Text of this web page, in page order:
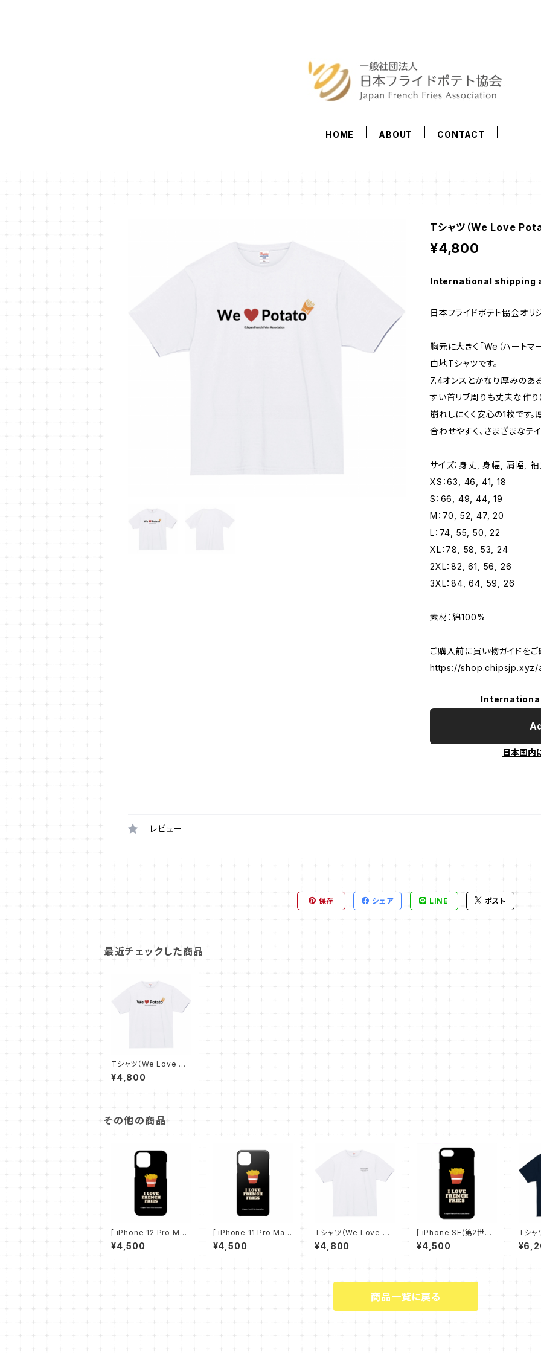
HOME ABOUT CONTACT
Tシャツ（We Love
¥4,800
International shipping
日本フライドポテト協会オリ
胸元に大きく「We（ハート
白地Tシャツです。
7.4オンスとかなり厚みのあ
すい首リブ周りも丈夫な作り
崩れしにくく安心の1枚です
合わせやすく、さまざまなテ
サイズ：身丈, 身幅, 肩幅, 袖
XS：63, 46, 41, 18
S：66, 49, 44, 19
M：70, 52, 47, 20
L：74, 55, 50, 22
XL：78, 58, 53, 24
2XL：82, 61, 56, 26
3XL：84, 64, 59, 26
素材：綿100%
ご購入前に買い物ガイドをご
https://shop.chipsjp.xyz/
日本国内
レビュー
保存 シェア LINE ポスト
最近チェックした商品
Tシャツ（We Love Po
tato③ - 白）
¥4,800
その他の商品
[ iPhone 12 Pro Max
] スマホケース（I LOVE
FRENCH FRIES）
¥4,500
[ iPhone 11 Pro Max
] スマホケース（I LOVE
FRENCH FRIES）
¥4,500
Tシャツ（We Love Po
tato② - 白）
¥4,800
[ iPhone SE(第2世
代), 7, 8 ] スマホケー
ス（I LOVE FRENCH F
¥4,500
Tシャ
ries
ー）
商品一覧に戻る